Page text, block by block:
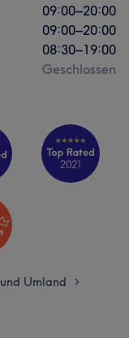
09:00–20:00
09:00–20:00
08:30–19:00
Geschlossen
Umland >